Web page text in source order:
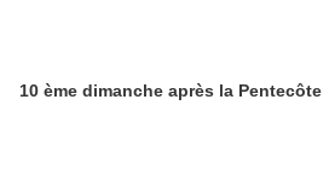
10 ème dimanche après la Pentecôte